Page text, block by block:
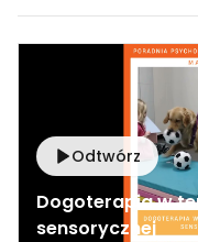
Odtwórz
Dogoterapia w
sensorycznej